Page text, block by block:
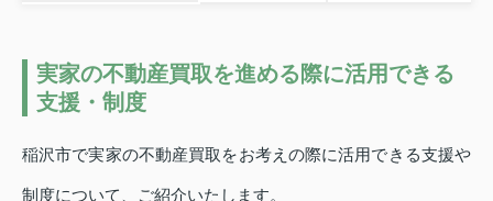
実家の不動産買取を進める際に活用できる
支援・制度
稲沢市で実家の不動産買取をお考えの際に活用できる支援や
制度について、ご紹介いたします。